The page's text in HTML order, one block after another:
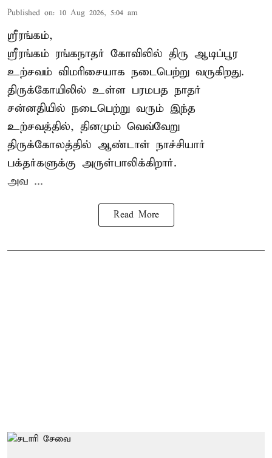
Published on: 10 Aug 2026, 5:04 am
ஸ்ரீரங்கம்,
ஸ்ரீரங்கம் ரங்கநாதர் கோவிலில் திரு ஆடிப்பூர
உற்சவம் விமரிசையாக நடைபெற்று வருகிறது.
திருக்கோயிலில் உள்ள பரமபத நாதர்
சன்னதியில் நடைபெற்று வரும் இந்த
உற்சவத்தில், தினமும் வெவ்வேறு
திருக்கோலத்தில் ஆண்டாள் நாச்சியார்
பக்தர்களுக்கு அருள்பாலிக்கிறார்.
அவ ...
Read More